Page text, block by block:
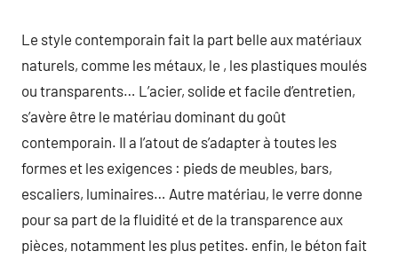
Le style contemporain fait la part belle aux matériaux
naturels, comme les métaux, le , les plastiques moulés
ou transparents… L’acier, solide et facile d’entretien,
s’avère être le matériau dominant du goût
contemporain. Il a l’atout de s’adapter à toutes les
formes et les exigences : pieds de meubles, bars,
escaliers, luminaires… Autre matériau, le verre donne
pour sa part de la fluidité et de la transparence aux
pièces, notamment les plus petites. enfin, le béton fait